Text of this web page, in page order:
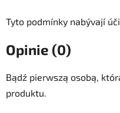
Tyto podmínky nabývají
Opinie (0)
Bądź pierwszą osobą,
produktu.